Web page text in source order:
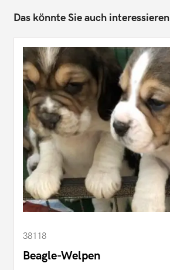
Das könnte Sie auch interessieren
38118
Beagle-Welpen